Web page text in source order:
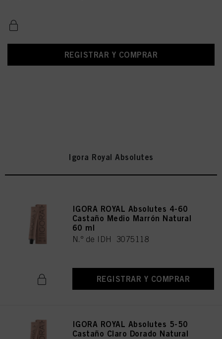
REGISTRAR Y COMPRAR
Igora Royal Absolutes
IGORA ROYAL Absolutes 4-60
Castaño Medio Marrón Natural
60 ml
N.º de IDH 3075118
REGISTRAR Y COMPRAR
IGORA ROYAL Absolutes 5-50
Castaño Claro Dorado Natural